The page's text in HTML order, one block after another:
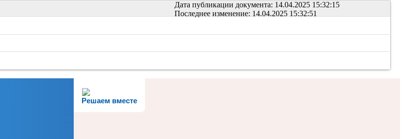
Дата публикации документа: 14.04.2025 15:32:15
Последнее изменение: 14.04.2025 15:32:51
Решаем вместе